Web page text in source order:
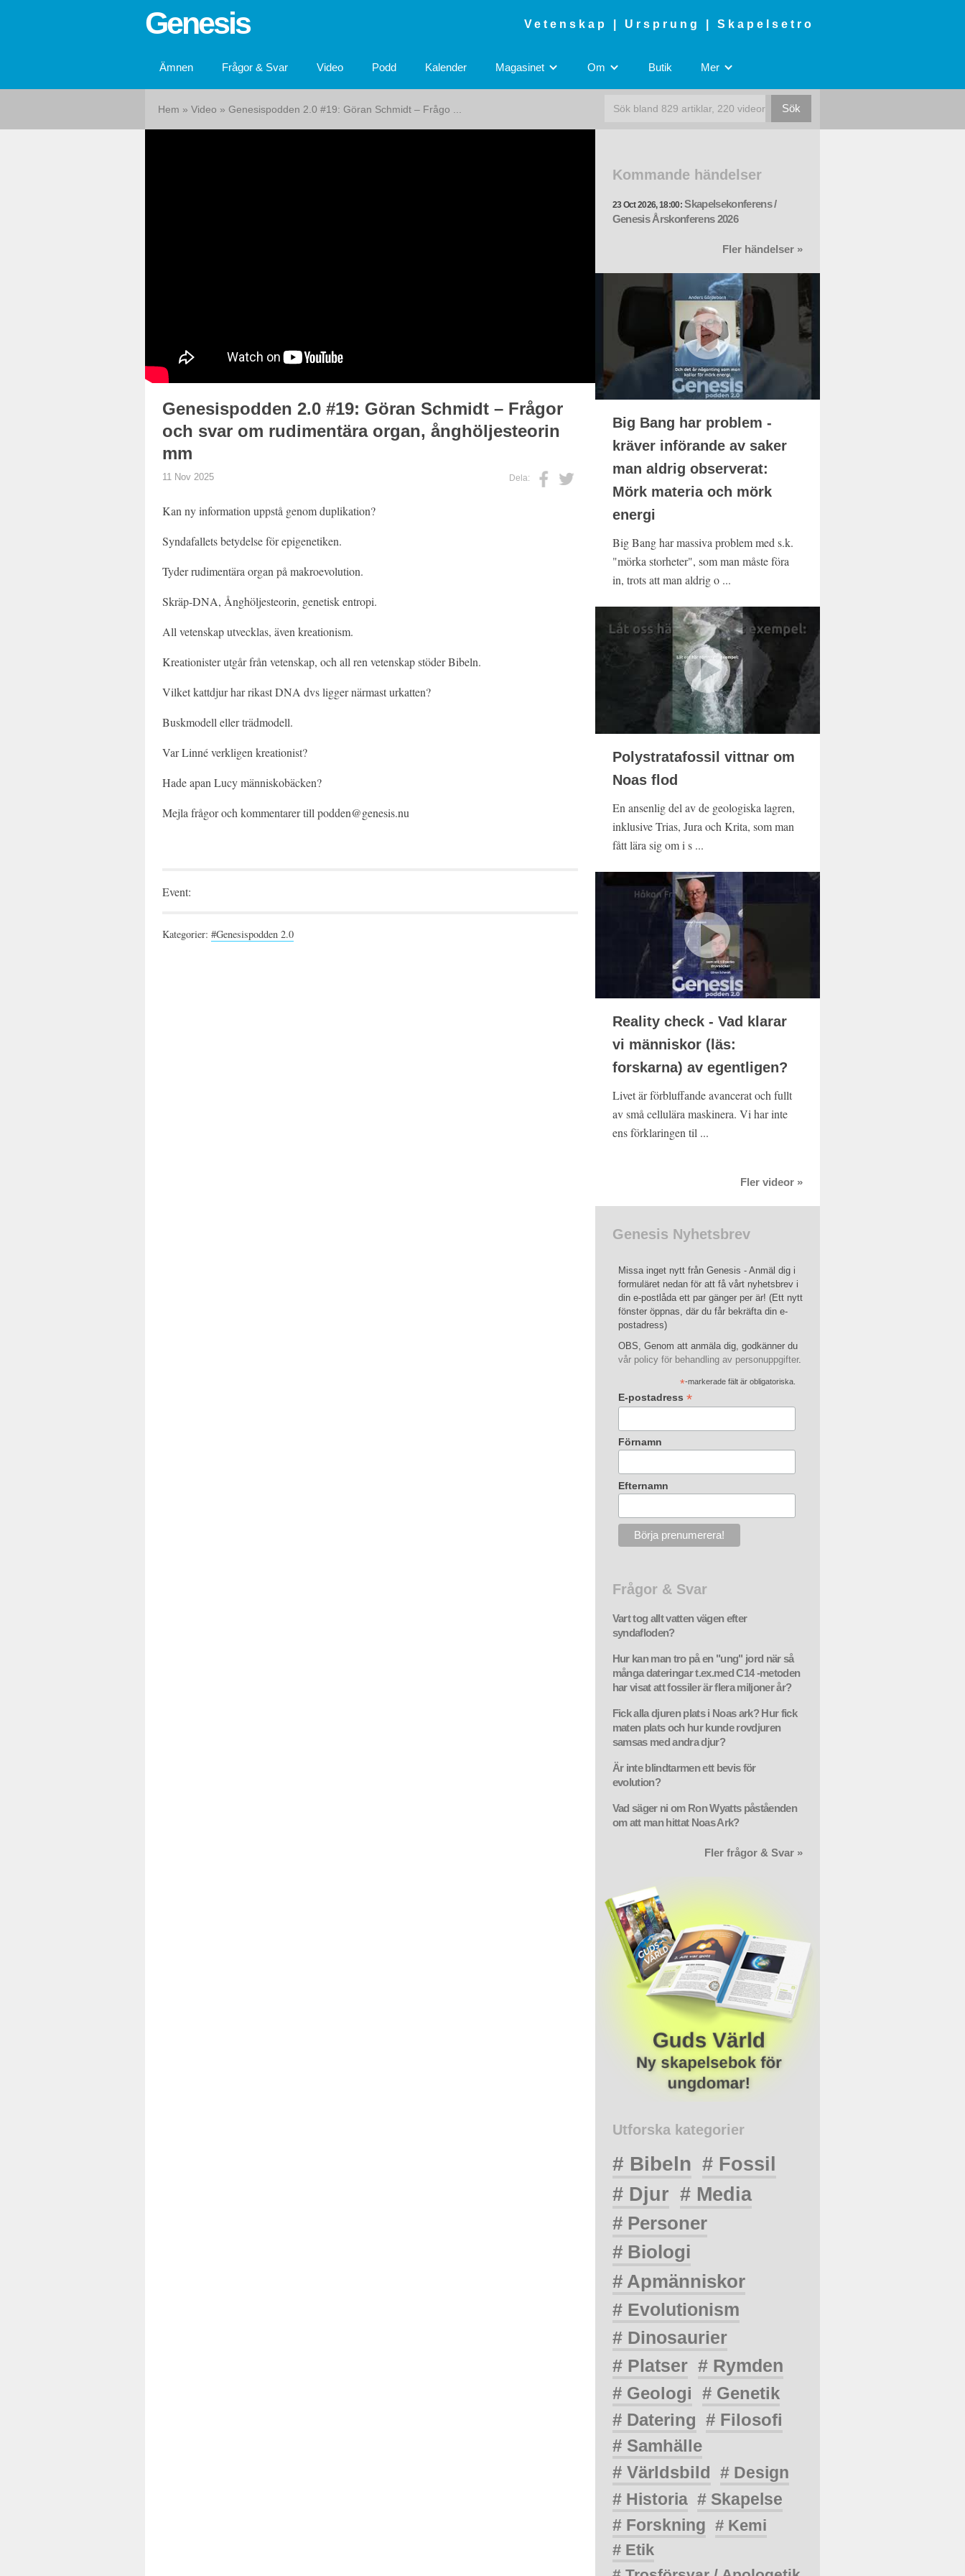
Genesis Vetenskap | Ursprung | Skapelsetro
Ämnen Frågor & Svar Video Podd Kalender Magasinet Om Butik Mer
Hem » Video » Genesispodden 2.0 #19: Göran Schmidt – Frågo ...
Genesispodden 2.0 #19: Göran Schmidt – Frågor
och svar om rudimentära organ, ånghöljesteorin
mm
Dela:
11 Nov 2025
Kan ny information uppstå genom duplikation?
Syndafallets betydelse för epigenetiken.
Tyder rudimentära organ på makroevolution.
Skräp-DNA, Ånghöljesteorin, genetisk entropi.
All vetenskap utvecklas, även kreationism.
Kreationister utgår från vetenskap, och all ren vetenskap stöder Bibeln.
Vilket kattdjur har rikast DNA dvs ligger närmast urkatten?
Buskmodell eller trädmodell.
Var Linné verkligen kreationist?
Hade apan Lucy människobäcken?
Mejla frågor och kommentarer till podden@genesis.nu
Event:
Kategorier: #Genesispodden 2.0
Kommande händelser
23 Oct 2026, 18:00: Skapelsekonferens /
Genesis Årskonferens 2026
Fler händelser »
Big Bang har problem -
kräver införande av saker
man aldrig observerat:
Mörk materia och mörk
energi
Big Bang har massiva problem med s.k.
"mörka storheter", som man måste föra
in, trots att man aldrig o ...
Polystratafossil vittnar om
Noas flod
En ansenlig del av de geologiska lagren,
inklusive Trias, Jura och Krita, som man
fått lära sig om i s ...
Reality check - Vad klarar
vi människor (läs:
forskarna) av egentligen?
Livet är förbluffande avancerat och fullt
av små cellulära maskinera. Vi har inte
ens förklaringen til ...
Fler videor »
Genesis Nyhetsbrev
Missa inget nytt från Genesis - Anmäl dig i
formuläret nedan för att få vårt nyhetsbrev i
din e-postlåda ett par gänger per är! (Ett nytt
fönster öppnas, där du får bekräfta din e-
postadress)
OBS, Genom att anmäla dig, godkänner du
vår policy för behandling av personuppgifter.
*-markerade fält är obligatoriska.
E-postadress *
Förnamn
Efternamn
Frågor & Svar
Vart tog allt vatten vägen efter
syndafloden?
Hur kan man tro på en "ung" jord när så
många dateringar t.ex.med C14 -metoden
har visat att fossiler är flera miljoner år?
Fick alla djuren plats i Noas ark? Hur fick
maten plats och hur kunde rovdjuren
samsas med andra djur?
Är inte blindtarmen ett bevis för
evolution?
Vad säger ni om Ron Wyatts påståenden
om att man hittat Noas Ark?
Fler frågor & Svar »
Utforska kategorier
# Bibeln # Fossil
# Djur # Media
# Personer
# Biologi
# Apmänniskor
# Evolutionism
# Dinosaurier
# Platser # Rymden
# Geologi # Genetik
# Datering # Filosofi
# Samhälle
# Världsbild # Design
# Historia # Skapelse
# Forskning # Kemi
# Etik